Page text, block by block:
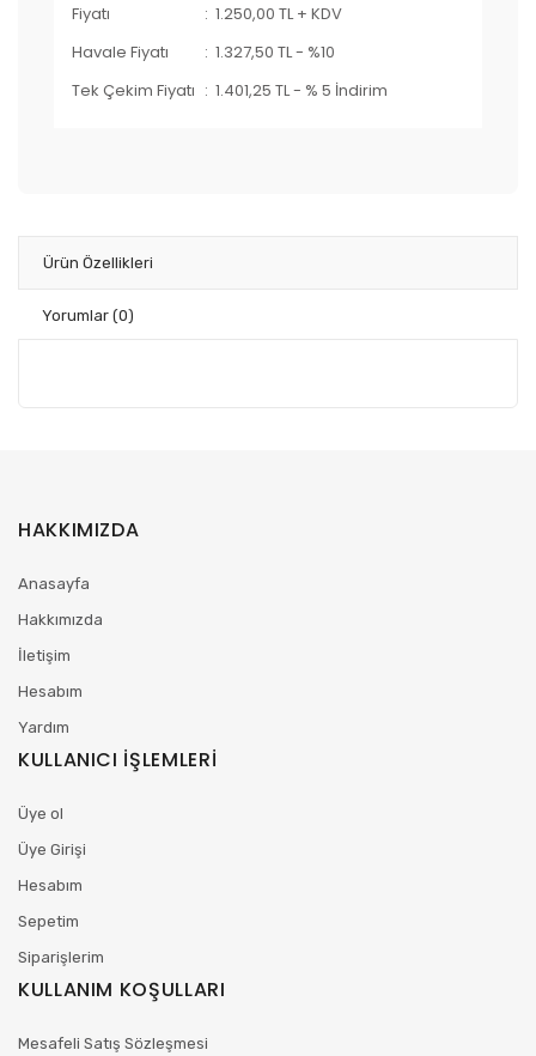
Fiyatı
1.250,00 TL + KDV
Havale Fiyatı
1.327,50 TL- %10
Tek Çekim Fiyatı
1.401,25 TL- % 5 İndirim
Ürün Özellikleri
Yorumlar (0)
HAKKIMIZDA
Anasayfa
Hakkımızda
İletişim
Hesabım
Yardım
KULLANICI İŞLEMLERİ
Üye ol
Üye Girişi
Hesabım
Sepetim
Siparişlerim
KULLANIM KOŞULLARI
Mesafeli Satış Sözleşmesi